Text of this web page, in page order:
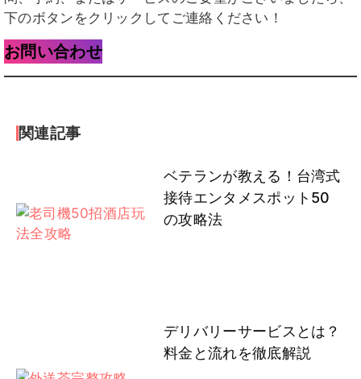
下のボタンをクリックしてご連絡ください！
お問い合わせ
関連記事
ベテランが教える！台湾式
接待エンタメスポット50
の攻略法
デリバリーサービスとは？
料金と流れを徹底解説